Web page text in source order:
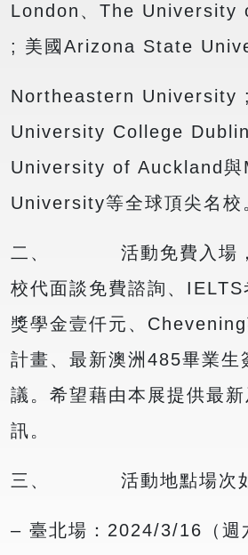
London、The University
; 美國Arizona State
Northeastern University
University College
University of Auckland與
University等全球頂尖名校
二、 活動免費入場，
校代面談免費諮詢、IELTS
獎學金壹仟元、
計畫、最新澳洲485畢業生
議。希望藉由本展提供最
訊。
三、 活動地點場次如
– 臺北場：2024/3/16（週